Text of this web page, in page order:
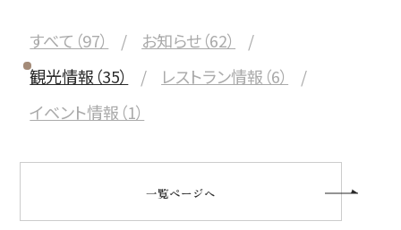
すべて（97）
お知らせ（62）
観光情報（35）
レストラン情報（6）
イベント情報（1）
一覧ページへ